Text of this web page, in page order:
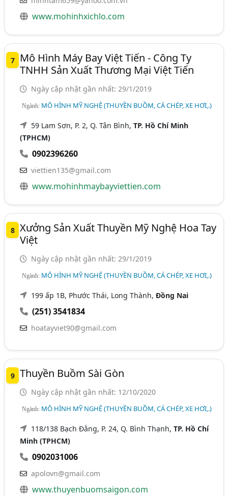
www.mohinhxichlo.com
7
Mô Hình Máy Bay Việt Tiến - Công Ty
TNHH Sản Xuất Thương Mại Việt Tiến
Ngày cập nhật gần nhất: 29/1/2019
Ngành: MÔ HÌNH MỸ NGHỆ (THUYỀN BUỒM, CÁ CHÉP, XE HƠI,.)
59 Lam Sơn, P. 2, Q. Tân Bình,TP. Hồ Chí Minh
(TPHCM)
0902396260
viettien135@gmail.com
www.mohinhmaybayviettien.com
8 Xưởng Sản Xuất Thuyền Mỹ Nghệ Hoa Tay
Việt
Ngày cập nhật gần nhất: 29/1/2019
Ngành: MÔ HÌNH MỸ NGHỆ (THUYỀN BUỒM, CÁ CHÉP, XE HƠI,.)
199 ấp 1B, Phước Thái, Long Thành,Đồng Nai
(251) 3541834
hoatayviet90@gmail.com
9 Thuyền Buồm Sài Gòn
Ngày cập nhật gần nhất: 12/10/2020
Ngành: MÔ HÌNH MỸ NGHỆ (THUYỀN BUỒM, CÁ CHÉP, XE HƠI,.)
118/138 Bạch Đằng, P. 24, Q. Bình Thạnh,TP. Hồ Chí
Minh (TPHCM)
0902031006
apolovn@gmail.com
www.thuyenbuomsaigon.com